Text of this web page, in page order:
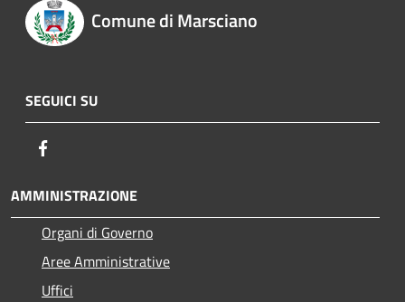
Comune di Marsciano
SEGUICI SU
AMMINISTRAZIONE
Organi di Governo
Aree Amministrative
Uffici